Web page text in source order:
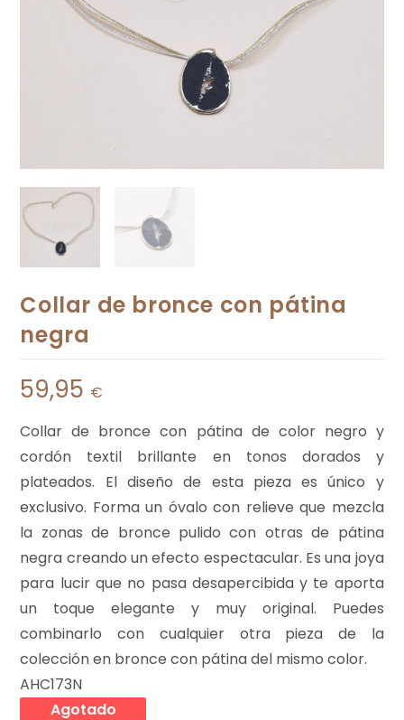
Collar de bronce con pátina
negra
59,95 €
Collar de bronce con pátina de color negro y
cordón textil brillante en tonos dorados y
plateados. El diseño de esta pieza es único y
exclusivo. Forma un óvalo con relieve que mezcla
la zonas de bronce pulido con otras de pátina
negra creando un efecto espectacular. Es una joya
para lucir que no pasa desapercibida y te aporta
un toque elegante y muy original. Puedes
combinarlo con cualquier otra pieza de la
colección en bronce con pátina del mismo color.
AHC173N
Agotado